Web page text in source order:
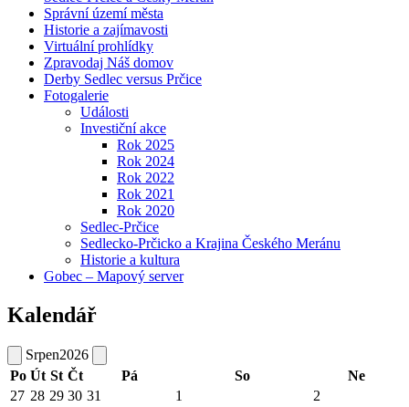
Správní území města
Historie a zajímavosti
Virtuální prohlídky
Zpravodaj Náš domov
Derby Sedlec versus Prčice
Fotogalerie
Události
Investiční akce
Rok 2025
Rok 2024
Rok 2022
Rok 2021
Rok 2020
Sedlec-Prčice
Sedlecko-Prčicko a Krajina Českého Meránu
Historie a kultura
Gobec – Mapový server
Kalendář
Srpen2026
Po Út St Čt Pá So
Ne
27 28 29 30 31 1 2